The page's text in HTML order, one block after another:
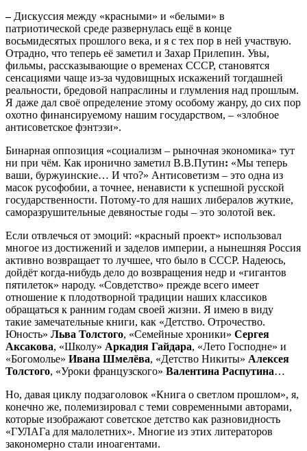
–Дискуссия между «красными» и «белыми» в
патриотической среде развернулась ещё в конце
восьмидесятых прошлого века, и я с тех пор в ней участвую.
Отрадно, что теперь её заметил и Захар Прилепин. Увы,
фильмы, рассказывающие о временах СССР, становятся
сенсациями чаще из-за чудовищных искажений тогдашней
реальности, бредовой напраслины и глумления над прошлым.
Я даже дал своё определение этому особому жанру, до сих пор
охотно финансируемому нашим государством, – «злобное
антисоветское фэнтэзи».
Бинарная оппозиция «социализм – рыночная экономика» тут
ни при чём. Как иронично заметил В.В.Путин: «Мы теперь
ваши, буржуинские… И что?» Антисоветизм – это одна из
масок русофобии, а точнее, ненависти к успешной русской
государственности. Потому-то для наших либералов жуткие,
саморазрушительные девяностые годы – это золотой век.
Если отвлечься от эмоций: «красный проект» использовал
многое из достижений и заделов империи, а нынешняя Россия
активно возвращает то лучшее, что было в СССР. Надеюсь,
дойдёт когда-нибудь дело до возвращения недр и «гигантов
пятилеток» народу. «Совдетство» прежде всего имеет
отношение к плодотворной традиции наших классиков
обращаться к ранним годам своей жизни. Я имею в виду
такие замечательные книги, как «Детство. Отрочество.
Юность» Льва Толстого, «Семейные хроники» Сергея
Аксакова, «Школу» Аркадия Гайдара, «Лето Господне» и
«Богомолье» Ивана Шмелёва, «Детство Никиты» Алексея
Толстого, «Уроки французского» Валентина Распутина…
Но, давая циклу подзаголовок «Книга о светлом прошлом», я,
конечно же, полемизировал с теми современными авторами,
которые изображают советское детство как разновидность
«ГУЛАГа для малолетних». Многие из этих литераторов
закономерно стали иноагентами.